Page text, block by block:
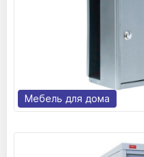
Мебель для дома